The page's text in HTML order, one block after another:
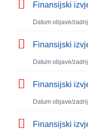
Finansijski
Datum objave/
Finansijski
Datum objave/
Finansijski
Datum objave/
Finansijski